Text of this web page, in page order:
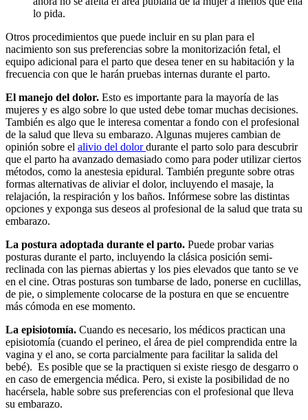
lo pida.
Otros procedimientos que puede incluir en su plan para el
nacimiento son sus preferencias sobre la monitorización fetal, el
equipo adicional para el parto que desea tener en su habitación y la
frecuencia con que le harán pruebas internas durante el parto.
El manejo del dolor. Esto es importante para la mayoría de las
mujeres y es algo sobre lo que usted debe tomar muchas decisiones.
También es algo que le interesa comentar a fondo con el profesional
de la salud que lleva su embarazo. Algunas mujeres cambian de
opinión sobre el alivio del dolordurante el parto solo para descubrir
que el parto ha avanzado demasiado como para poder utilizar ciertos
métodos, como la anestesia epidural. También pregunte sobre otras
formas alternativas de aliviar el dolor, incluyendo el masaje, la
relajación, la respiración y los baños. Infórmese sobre las distintas
opciones y exponga sus deseos al profesional de la salud que trata su
embarazo.
La postura adoptada durante el parto. Puede probar varias
posturas durante el parto, incluyendo la clásica posición semi-
reclinada con las piernas abiertas y los pies elevados que tanto se ve
en el cine. Otras posturas son tumbarse de lado, ponerse en cuclillas,
de pie, o simplemente colocarse de la postura en que se encuentre
más cómoda en ese momento.
La episiotomía. Cuando es necesario, los médicos practican una
episiotomía (cuando el perineo, el área de piel comprendida entre la
vagina y el ano, se corta parcialmente para facilitar la salida del
bebé). Es posible que se la practiquen si existe riesgo de desgarro o
en caso de emergencia médica. Pero, si existe la posibilidad de no
hacérsela, hable sobre sus preferencias con el profesional que lleva
su embarazo.